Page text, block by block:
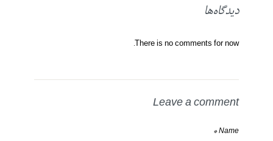
دیدگاه‌ها
There is no comments for now.
Leave a comment
Name *